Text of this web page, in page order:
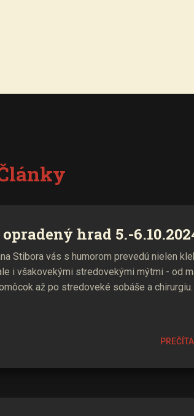
hrad 5.-
Stibora vás s humorom prevedú nielen
i všakovekými stredovekými mýtmi - od
až po stredoveké sobáše a chirurgiu.